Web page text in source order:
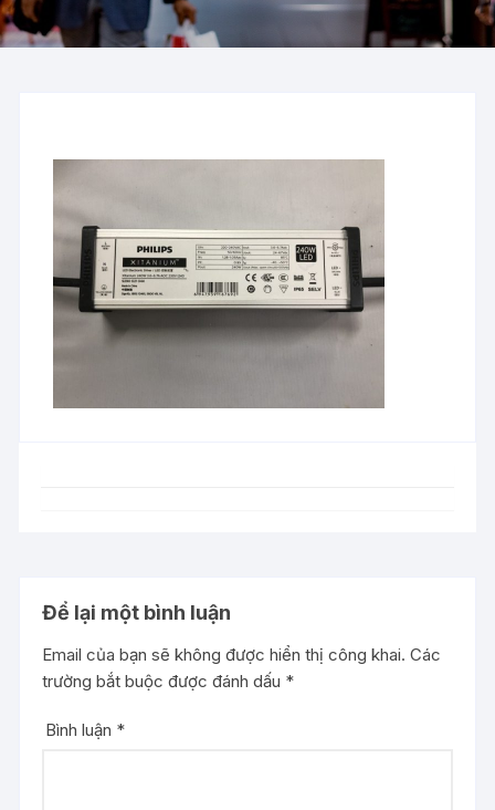
Để lại một bình luận
Email của bạn sẽ không được hiển thị công khai. Các
trường bắt buộc được đánh dấu *
Bình luận *